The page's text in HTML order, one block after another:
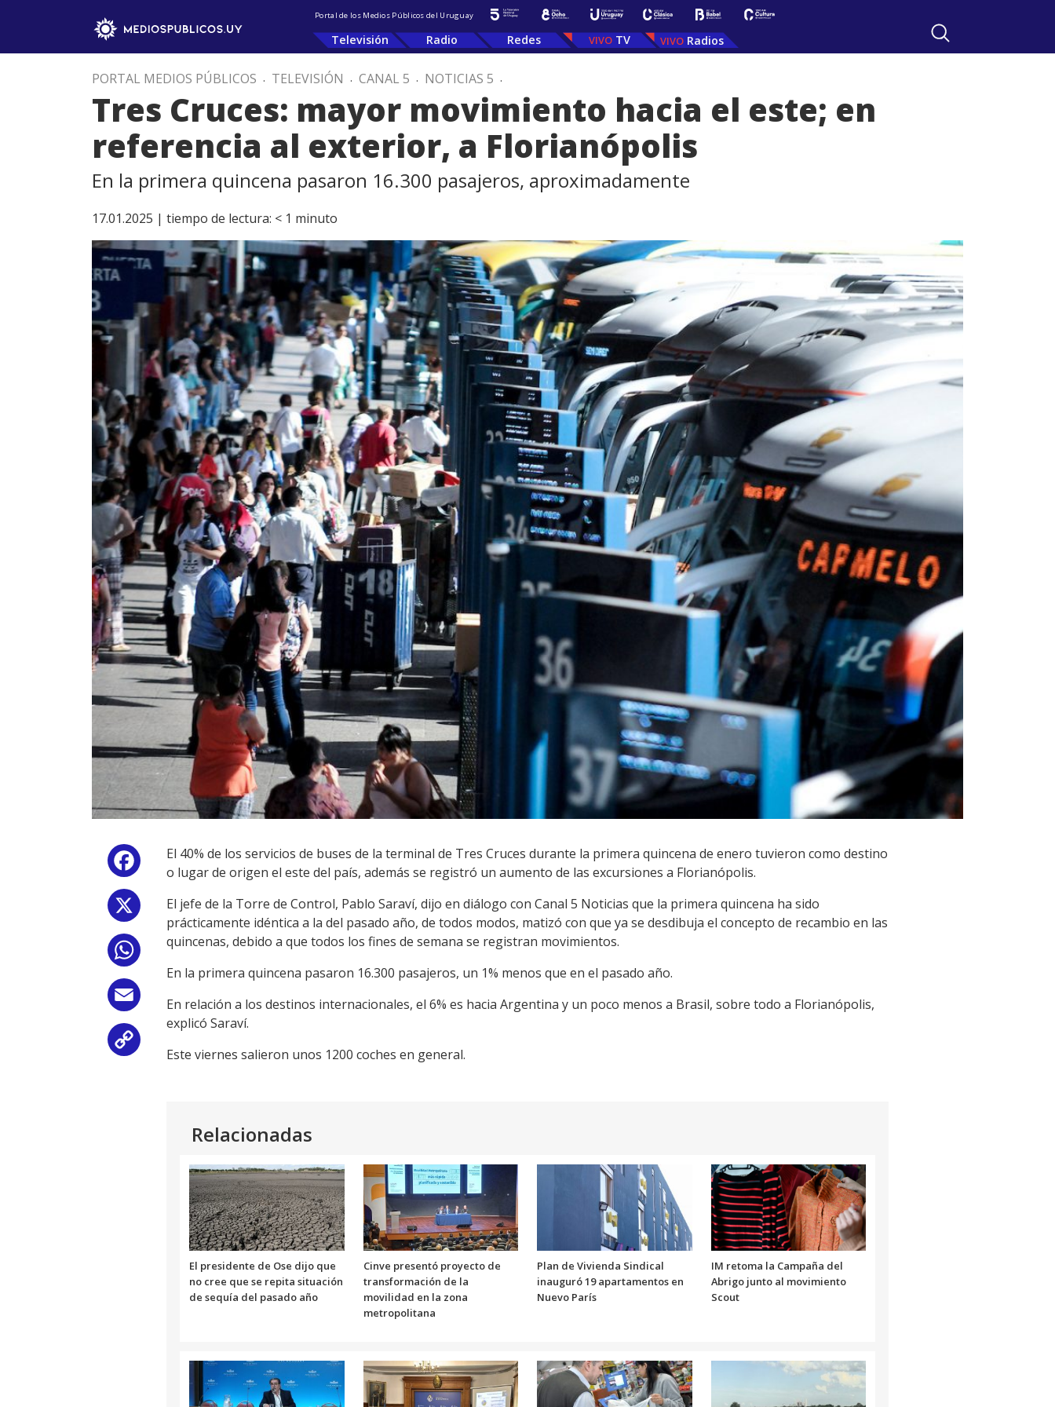
Portal de los Medios Públicos del Uruguay
Televisión Radio Redes TV Radios
PORTAL MEDIOS PÚBLICOS . TELEVISIÓN . CANAL 5 . NOTICIAS 5 .
Tres Cruces: mayor movimiento hacia el este; en
referencia al exterior, a Florianópolis
En la primera quincena pasaron 16.300 pasajeros, aproximadamente
17.01.2025 | tiempo de lectura: < 1 minuto
Facebook
WhatsApp
Email
El 40% de los servicios de buses de la terminal de Tres Cruces durante la primera quincena de enero tuvieron como destino
o lugar de origen el este del país, además se registró un aumento de las excursiones a Florianópolis.
El jefe de la Torre de Control, Pablo Saraví, dijo en diálogo con Canal 5 Noticias que la primera quincena ha sido
prácticamente idéntica a la del pasado año, de todos modos, matizó con que ya se desdibuja el concepto de recambio en las
quincenas, debido a que todos los fines de semana se registran movimientos.
En la primera quincena pasaron 16.300 pasajeros, un 1% menos que en el pasado año.
En relación a los destinos internacionales, el 6% es hacia Argentina y un poco menos a Brasil, sobre todo a Florianópolis,
explicó Saraví.
Este viernes salieron unos 1200 coches en general.
Relacionadas
El presidente de Ose dijo que
no cree que se repita situación
de sequía del pasado año
Cinve presentó proyecto de
transformación de la
movilidad en la zona
metropolitana
Plan de Vivienda Sindical
inauguró 19 apartamentos en
Nuevo París
IM retoma la Campaña del
Abrigo junto al movimiento
Scout